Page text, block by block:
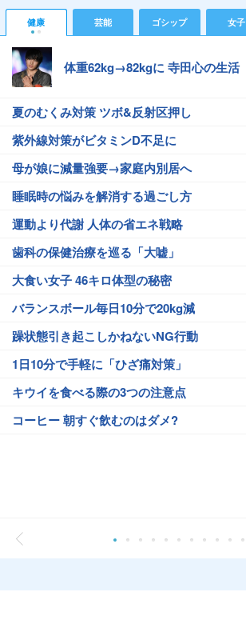
健康 芸能 ゴシップ 女子
体重62kg→82kgに 寺田心の生活
夏のむくみ対策 ツボ&反射区押し
紫外線対策がビタミンD不足に
母が娘に減量強要→家庭内別居へ
睡眠時の悩みを解消する過ごし方
運動より代謝 人体の省エネ戦略
歯科の保健治療を巡る「大嘘」
大食い女子 46キロ体型の秘密
バランスボール毎日10分で20kg減
躁状態引き起こしかねないNG行動
1日10分で手軽に「ひざ痛対策」
キウイを食べる際の3つの注意点
コーヒー 朝すぐ飲むのはダメ?